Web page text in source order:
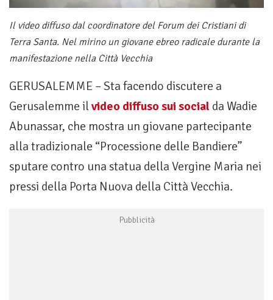
Il video diffuso dal coordinatore del Forum dei Cristiani di
Terra Santa. Nel mirino un giovane ebreo radicale durante la
manifestazione nella Città Vecchia
GERUSALEMME – Sta facendo discutere a
Gerusalemme ilvideo diffuso sui social da Wadie
Abunassar, che mostra un giovane partecipante
alla tradizionale “Processione delle Bandiere”
sputare contro una statua della Vergine Maria nei
pressi della Porta Nuova della Città Vecchia.